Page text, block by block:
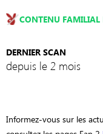
CONTENU FAMILIAL
DERNIER SCAN
depuis le 2 mois
Informez-vous sur les